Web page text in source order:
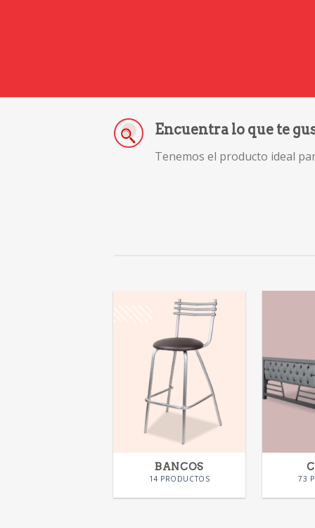
Encuentra lo que te
Tenemos el producto ideal
BANCOS
14 PRODUCTOS 73